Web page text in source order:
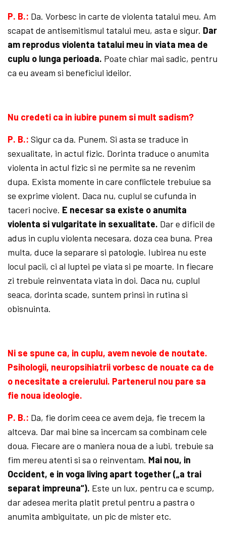
P. B.: Da. Vorbesc in carte de violenta tatalui meu. Am
scapat de antisemitismul tatalui meu, asta e sigur. Dar
am reprodus violenta tatalui meu in viata mea de
cuplu o lunga perioada. Poate chiar mai sadic, pentru
ca eu aveam si beneficiul ideilor.
Nu credeti ca in iubire punem si mult sadism?
P. B.: Sigur ca da. Punem. Si asta se traduce in
sexualitate, in actul fizic. Dorinta traduce o anumita
violenta in actul fizic si ne permite sa ne revenim
dupa. Exista momente in care conflictele trebuiue sa
se exprime violent. Daca nu, cuplul se cufunda in
taceri nocive. E necesar sa existe o anumita
violenta si vulgaritate in sexualitate. Dar e dificil de
adus in cuplu violenta necesara, doza cea buna. Prea
multa, duce la separare si patologie. Iubirea nu este
locul pacii, ci al luptei pe viata si pe moarte. In fiecare
zi trebuie reinventata viata in doi. Daca nu, cuplul
seaca, dorinta scade, suntem prinsi in rutina si
obisnuinta.
Ni se spune ca, in cuplu, avem nevoie de noutate.
Psihologii, neuropsihiatrii vorbesc de nouate ca de
o necesitate a creierului. Parte­nerul nou pare sa
fie noua ideologie.
P. B.: Da, fie dorim ceea ce avem deja, fie trecem la
altceva. Dar mai bine sa incercam sa combinam cele
doua. Fiecare are o maniera noua de a iubi, trebuie sa
fim mereu atenti si sa o reinventam. Mai nou, in
Occident, e in voga living apart together („a trai
separat impreuna“). Este un lux, pentru ca e scump,
dar adesea merita platit pretul pentru a pastra o
anumita ambiguitate, un pic de mister etc.